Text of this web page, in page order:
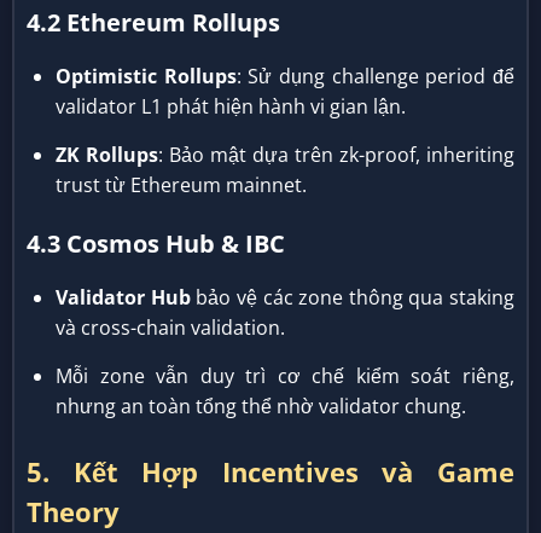
4.2 Ethereum Rollups
Optimistic Rollups: Sử dụng challenge period để
validator L1 phát hiện hành vi gian lận.
ZK Rollups: Bảo mật dựa trên zk-proof, inheriting
trust từ Ethereum mainnet.
4.3 Cosmos Hub & IBC
Validator Hubbảo vệ các zone thông qua staking
và cross-chain validation.
Mỗi zone vẫn duy trì cơ chế kiểm soát riêng,
nhưng an toàn tổng thể nhờ validator chung.
5. Kết Hợp Incentives và Game
Theory